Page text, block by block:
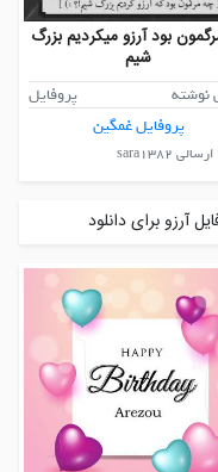
بود آرزو میکردیم بزرگ
شیم
پروفایل
پروفایل غمگین
ارسالی sara1382
آرزو برای دانلود